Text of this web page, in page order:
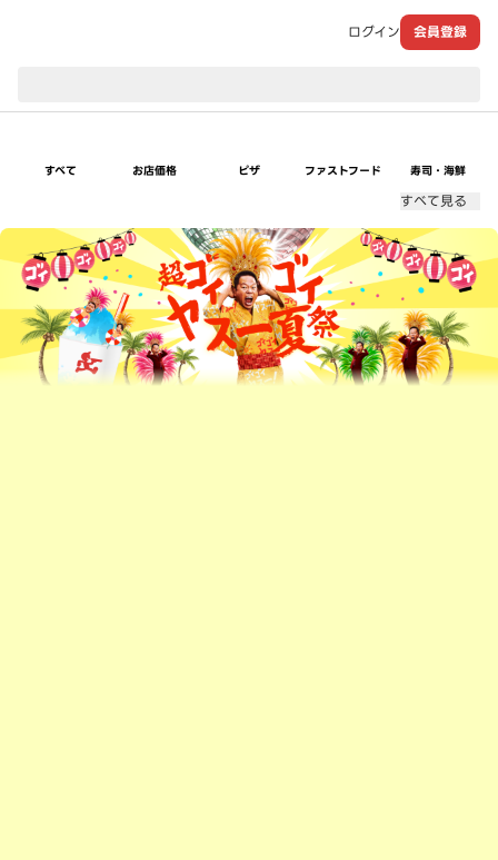
ログイン 会員登録
すべて お店価格 ピザ ファストフード 寿司・海鮮
すべて見る
超ゴイゴイヤスー夏祭